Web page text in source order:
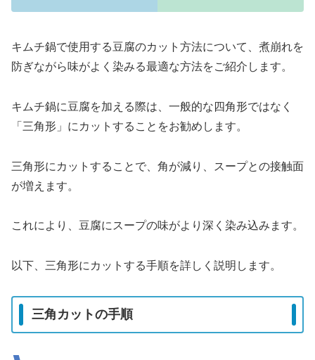
キムチ鍋で使用する豆腐のカット方法について、煮崩れを
防ぎながら味がよく染みる最適な方法をご紹介します。
キムチ鍋に豆腐を加える際は、一般的な四角形ではなく
「三角形」にカットすることをお勧めします。
三角形にカットすることで、角が減り、スープとの接触面
が増えます。
これにより、豆腐にスープの味がより深く染み込みます。
以下、三角形にカットする手順を詳しく説明します。
三角カットの手順